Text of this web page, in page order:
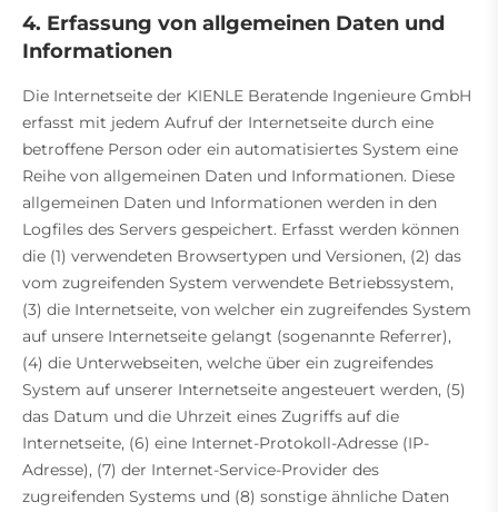
4. Erfassung von allgemeinen Daten und
Informationen
Die Internetseite der KIENLE Beratende Ingenieure GmbH
erfasst mit jedem Aufruf der Internetseite durch eine
betroffene Person oder ein automatisiertes System eine
Reihe von allgemeinen Daten und Informationen. Diese
allgemeinen Daten und Informationen werden in den
Logfiles des Servers gespeichert. Erfasst werden können
die (1) verwendeten Browsertypen und Versionen, (2) das
vom zugreifenden System verwendete Betriebssystem,
(3) die Internetseite, von welcher ein zugreifendes System
auf unsere Internetseite gelangt (sogenannte Referrer),
(4) die Unterwebseiten, welche über ein zugreifendes
System auf unserer Internetseite angesteuert werden, (5)
das Datum und die Uhrzeit eines Zugriffs auf die
Internetseite, (6) eine Internet-Protokoll-Adresse (IP-
Adresse), (7) der Internet-Service-Provider des
zugreifenden Systems und (8) sonstige ähnliche Daten